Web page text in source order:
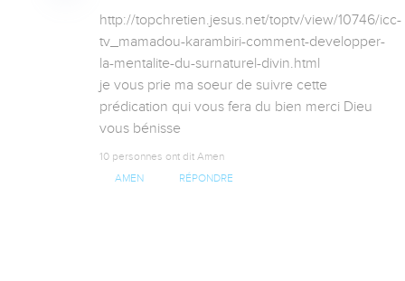
http://topchretien.jesus.net/toptv/view/10746/icc-
tv_mamadou-karambiri-comment-developper-
la-mentalite-du-surnaturel-divin.html
je vous prie ma soeur de suivre cette
prédication qui vous fera du bien merci Dieu
vous bénisse
10 personnes ont dit Amen
AMEN RÉPONDRE